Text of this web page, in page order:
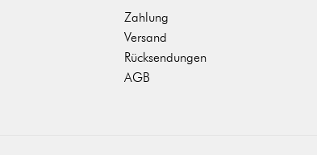
Zahlung
Versand
Rücksendungen
AGB